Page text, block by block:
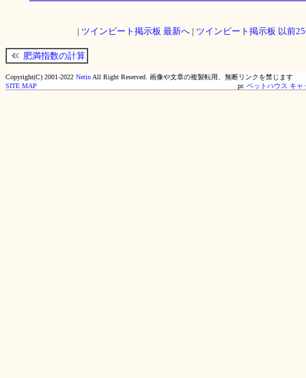
| ツインビート掲示板 最新へ| ツインビート掲示板 以前
肥満指数の計算
Copyright(C) 2001-2022 Netin All Right Reserved. 画像や文章の複製転用、無断リンクを禁じます
SITE MAP
pr. ペットハウス キャ